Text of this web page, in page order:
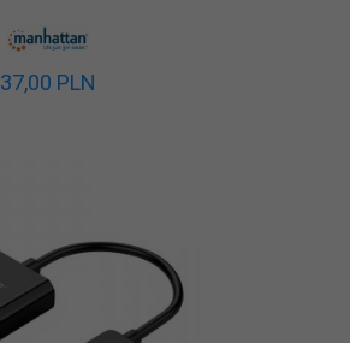
37,00 PLN